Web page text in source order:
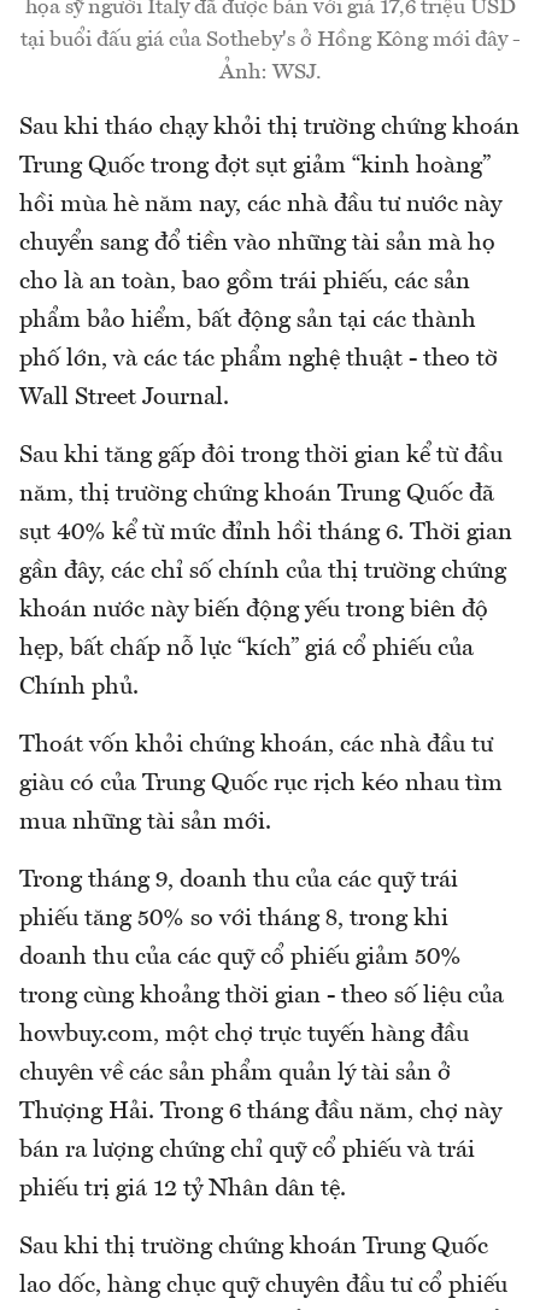
họa sỹ người Italy đã được bán với giá 17,6 triệu USD
tại buổi đấu giá của Sotheby's ở Hồng Kông mới đây -
Ảnh: WSJ.
Sau khi tháo chạy khỏi thị trường chứng khoán
Trung Quốc trong đợt sụt giảm “kinh hoàng”
hồi mùa hè năm nay, các nhà đầu tư nước này
chuyển sang đổ tiền vào những tài sản mà họ
cho là an toàn, bao gồm trái phiếu, các sản
phẩm bảo hiểm, bất động sản tại các thành
phố lớn, và các tác phẩm nghệ thuật - theo tờ
Wall Street Journal.
Sau khi tăng gấp đôi trong thời gian kể từ đầu
năm, thị trường chứng khoán Trung Quốc đã
sụt 40% kể từ mức đỉnh hồi tháng 6. Thời gian
gần đây, các chỉ số chính của thị trường chứng
khoán nước này biến động yếu trong biên độ
hẹp, bất chấp nỗ lực “kích” giá cổ phiếu của
Chính phủ.
Thoát vốn khỏi chứng khoán, các nhà đầu tư
giàu có của Trung Quốc rục rịch kéo nhau tìm
mua những tài sản mới.
Trong tháng 9, doanh thu của các quỹ trái
phiếu tăng 50% so với tháng 8, trong khi
doanh thu của các quỹ cổ phiếu giảm 50%
trong cùng khoảng thời gian - theo số liệu của
howbuy.com, một chợ trực tuyến hàng đầu
chuyên về các sản phẩm quản lý tài sản ở
Thượng Hải. Trong 6 tháng đầu năm, chợ này
bán ra lượng chứng chỉ quỹ cổ phiếu và trái
phiếu trị giá 12 tỷ Nhân dân tệ.
Sau khi thị trường chứng khoán Trung Quốc
lao dốc, hàng chục quỹ chuyên đầu tư cổ phiếu